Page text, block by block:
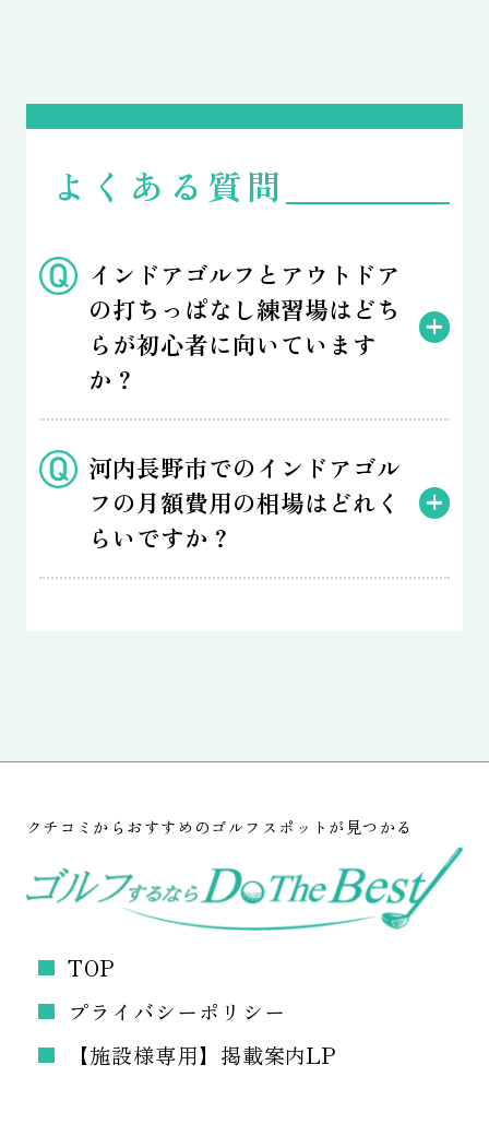
よくある質問
インドアゴルフとアウトドア
の打ちっぱなし練習場はどち
らが初心者に向いています
か？
河内長野市でのインドアゴル
フの月額費用の相場はどれく
らいですか？
クチコミからおすすめのゴルフスポットが見つかる
TOP
プライバシーポリシー
【施設様専用】掲載案内LP